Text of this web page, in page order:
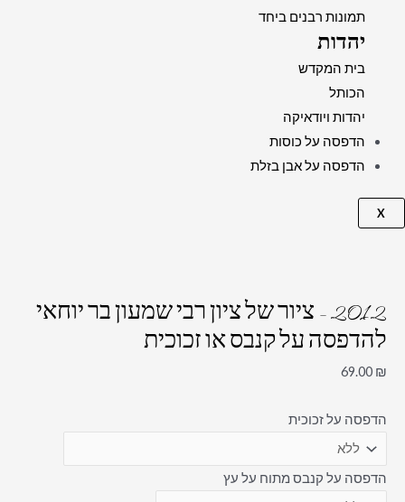
תמונות רבנים ביחד
יהדות
בית המקדש
הכותל
יהדות ויודאיקה
הדפסה על כוסות
הדפסה על אבן בזלת
X
2012 – ציור של ציון רבי שמעון בר יוחאי
להדפסה על קנבס או זכוכית
69.00 ₪
הדפסה על זכוכית
הדפסה על קנבס מתוח על עץ